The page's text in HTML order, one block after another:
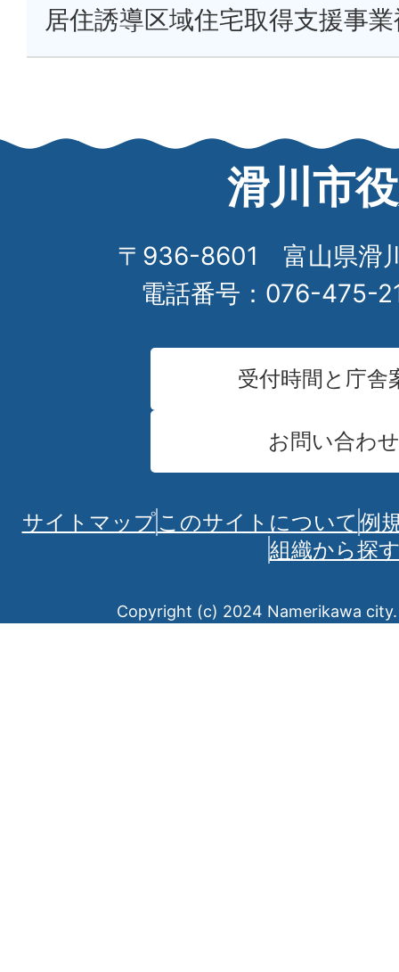
居住誘導区域住宅取得支援事
滑川市
〒936-8601 富山県滑
電話番号：076-475-
受付時間と庁舎
お問い合わせ
サイトマップこのサイトについて 例
組織から探
Copyright (c) 2024 Namerikawa